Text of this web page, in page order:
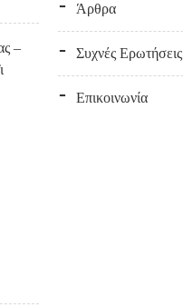
–
Άρθρα
Συχνές Ερωτήσεις
Επικοινωνία